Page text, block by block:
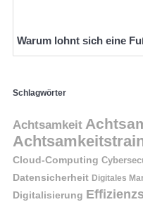
Warum lohnt sich eine
Schlagwörter
Achtsamkeit
Cloud-Computing
Datensicherheit Digitales
Digitalisierung